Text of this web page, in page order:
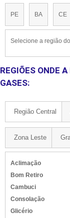
PE BA CE
Selecione a região
REGIÕES ONDE
GASES:
Região Central
Zona Leste
Aclimação
Bom Retiro
Cambuci
Consolação
Glicério